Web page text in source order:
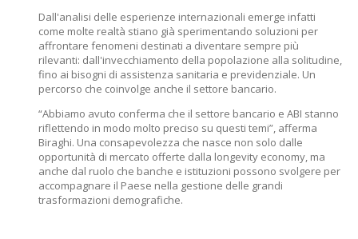
Dall'analisi delle esperienze internazionali emerge infatti
come molte realtà stiano già sperimentando soluzioni per
affrontare fenomeni destinati a diventare sempre più
rilevanti: dall'invecchiamento della popolazione alla solitudine,
fino ai bisogni di assistenza sanitaria e previdenziale. Un
percorso che coinvolge anche il settore bancario.
“Abbiamo avuto conferma che il settore bancario e ABI stanno
riflettendo in modo molto preciso su questi temi”, afferma
Biraghi. Una consapevolezza che nasce non solo dalle
opportunità di mercato offerte dalla longevity economy, ma
anche dal ruolo che banche e istituzioni possono svolgere per
accompagnare il Paese nella gestione delle grandi
trasformazioni demografiche.